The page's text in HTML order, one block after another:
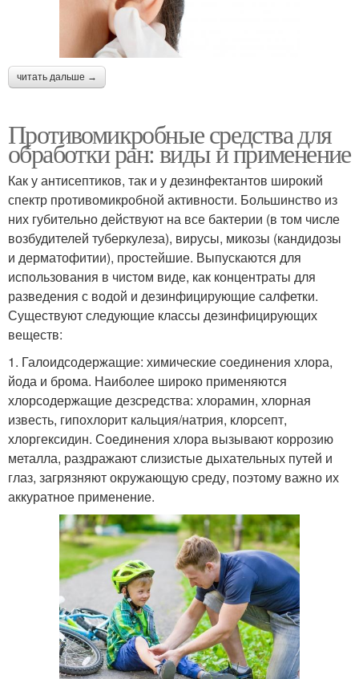
читать дальше →
Противомикробные средства для
обработки ран: виды и применение
Как у антисептиков, так и у дезинфектантов широкий
спектр противомикробной активности. Большинство из
них губительно действуют на все бактерии (в том числе
возбудителей туберкулеза), вирусы, микозы (кандидозы
и дерматофитии), простейшие. Выпускаются для
использования в чистом виде, как концентраты для
разведения с водой и дезинфицирующие салфетки.
Существуют следующие классы дезинфицирующих
веществ:
1. Галоидсодержащие: химические соединения хлора,
йода и брома. Наиболее широко применяются
хлорсодержащие дезсредства: хлорамин, хлорная
известь, гипохлорит кальция/натрия, клорсепт,
хлоргексидин. Соединения хлора вызывают коррозию
металла, раздражают слизистые дыхательных путей и
глаз, загрязняют окружающую среду, поэтому важно их
аккуратное применение.